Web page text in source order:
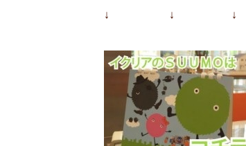
↓ ↓ ↓